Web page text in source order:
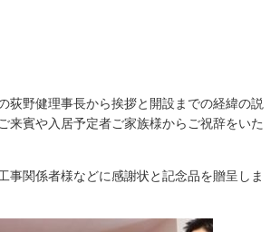
荻野健理事長から挨拶と開設までの経緯の説
来賓や入居予定者ご家族様からご祝辞をいた
事関係者様などに感謝状と記念品を贈呈しま